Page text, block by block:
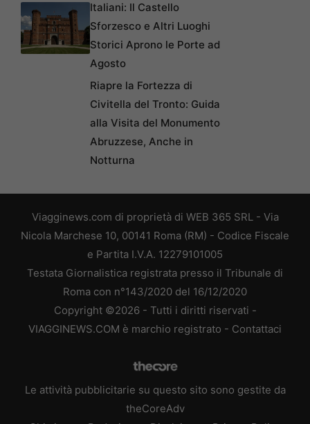
Italiani: Il Castello
Sforzesco e Altri Luoghi
Storici Aprono le Porte ad
Agosto
Riapre la Fortezza di
Civitella del Tronto: Guida
alla Visita del Monumento
Abruzzese, Anche in
Notturna
Viagginews.com di proprietà di WEB 365 SRL - Via
Nicola Marchese 10, 00141 Roma (RM) - Codice Fiscale
e Partita I.V.A. 12279101005
Testata Giornalistica registrata presso il Tribunale di
Roma con n°143/2020 del 16/12/2020
Copyright ©2026 - Tutti i diritti riservati -
VIAGGINEWS.COM è marchio registrato - Contattaci
Le attività pubblicitarie su questo sito sono gestite da
theCoreAdv